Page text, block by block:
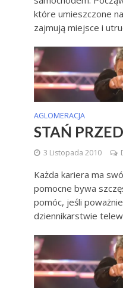
które umieszczone
zajmują miejsce i
AGLOMERACJA
STAŃ
3 Listopada 2010
Każda kariera ma
pomocne bywa
pomóc, jeśli
dziennikarstwie